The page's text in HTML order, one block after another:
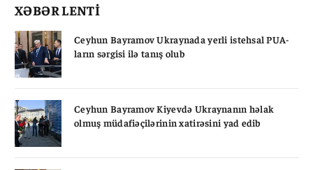
XƏBƏR LENTİ
Ceyhun Bayramov Ukraynada yerli istehsal PUA-
ların sərgisi ilə tanış olub
Ceyhun Bayramov Kiyevdə Ukraynanın həlak
olmuş müdafiəçilərinin xatirəsini yad edib